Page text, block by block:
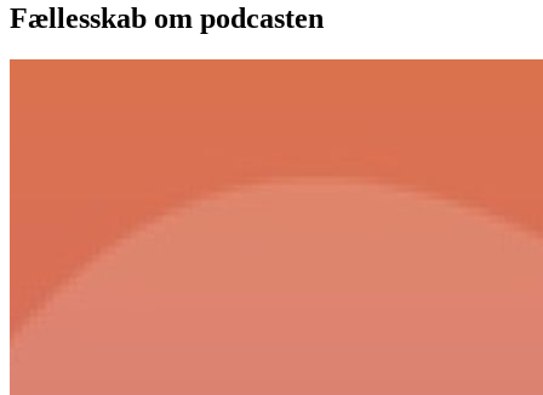
Fællesskab om podcasten